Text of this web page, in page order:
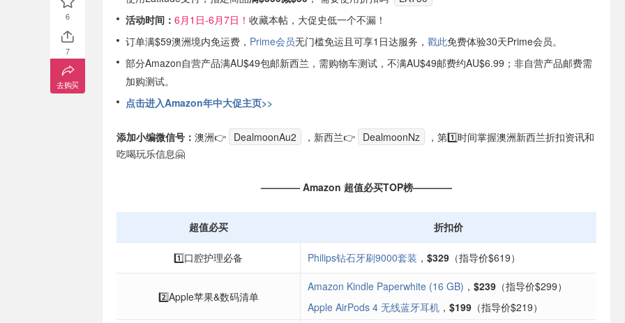
活动时间： 6月1日-6月7日！ 收藏本帖，大促史低一个不漏！
订单满$59澳洲境内免运费， Prime会员无门槛免运且可享1日达服务， 戳此免费体验30天Prime会员。
部分Amazon自营产品满AU$49包邮新西兰，需购物车测试，不满AU$49邮费约AU$6.99；非自营产品邮费需
加购测试。
点击进入Amazon年中大促主页>>
添加小编微信号： 澳洲👉 DealmoonAu2 ，新西兰👉 DealmoonNz
，第1️⃣时间掌握澳洲新西兰折扣资讯和
吃喝玩乐信息🤗
———— Amazon 超值必买TOP榜————
超值必买 折扣价
1️⃣口腔护理必备 Philips钻石牙刷9000套装 ， $329 （指导价$619）
2️⃣Apple苹果&数码清单
Amazon Kindle Paperwhite (16 GB) ， $239 （指导价$299）
Apple AirPods 4 无线蓝牙耳机 ， $199 （指导价$219）
6
7
去购买